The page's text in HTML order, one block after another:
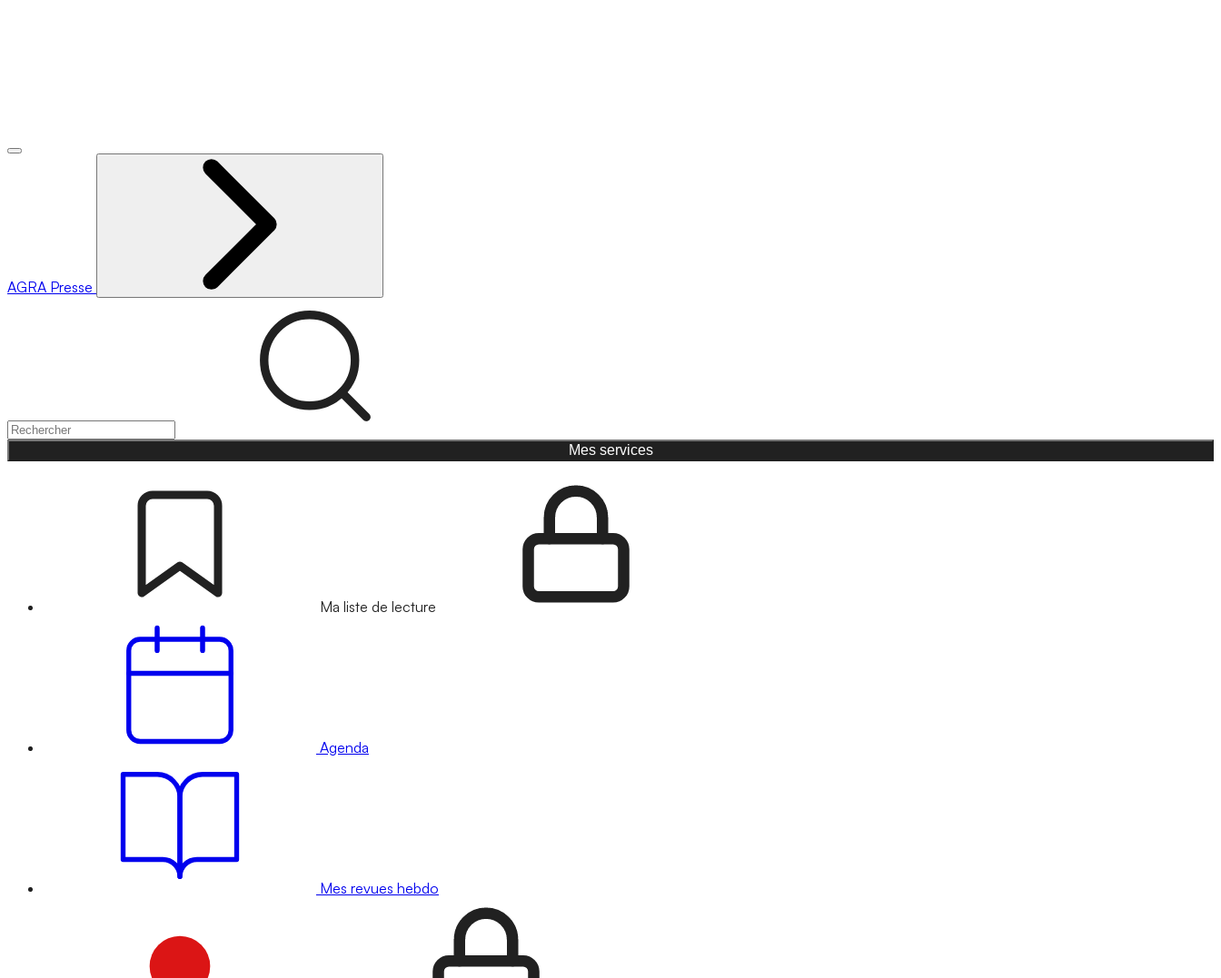
AGRA Presse
Mes services
Ma liste de lecture
Agenda
Mes revues hebdo